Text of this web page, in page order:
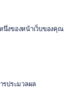
นึ่งของหน้าเว็บของคุณ
รประมวลผล